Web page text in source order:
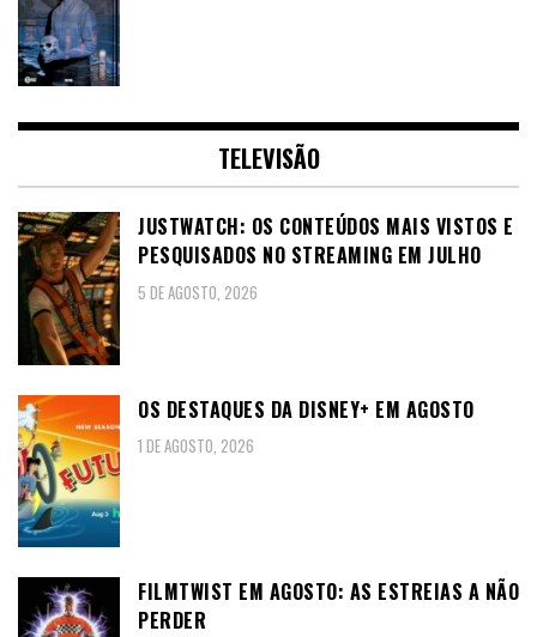
TELEVISÃO
JUSTWATCH: OS CONTEÚDOS MAIS VISTOS E
PESQUISADOS NO STREAMING EM JULHO
5 DE AGOSTO, 2026
OS DESTAQUES DA DISNEY+ EM AGOSTO
1 DE AGOSTO, 2026
FILMTWIST EM AGOSTO: AS ESTREIAS A NÃO
PERDER